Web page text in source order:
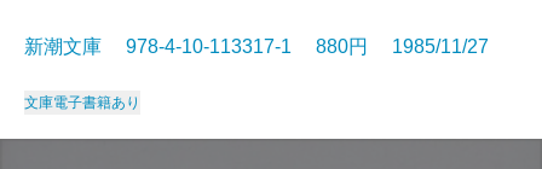
新潮文庫 978-4-10-113317-1 880円 1985/11/27
文庫電子書籍あり